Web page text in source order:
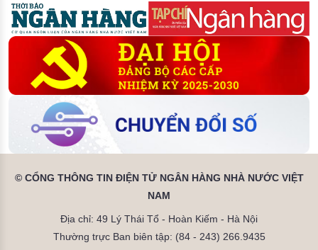
© CỔNG THÔNG TIN ĐIỆN TỬ NGÂN HÀNG NHÀ NƯỚC VIỆT
NAM
Địa chỉ: 49 Lý Thái Tổ - Hoàn Kiếm - Hà Nội
Thường trực Ban biên tập: (84 - 243) 266.9435